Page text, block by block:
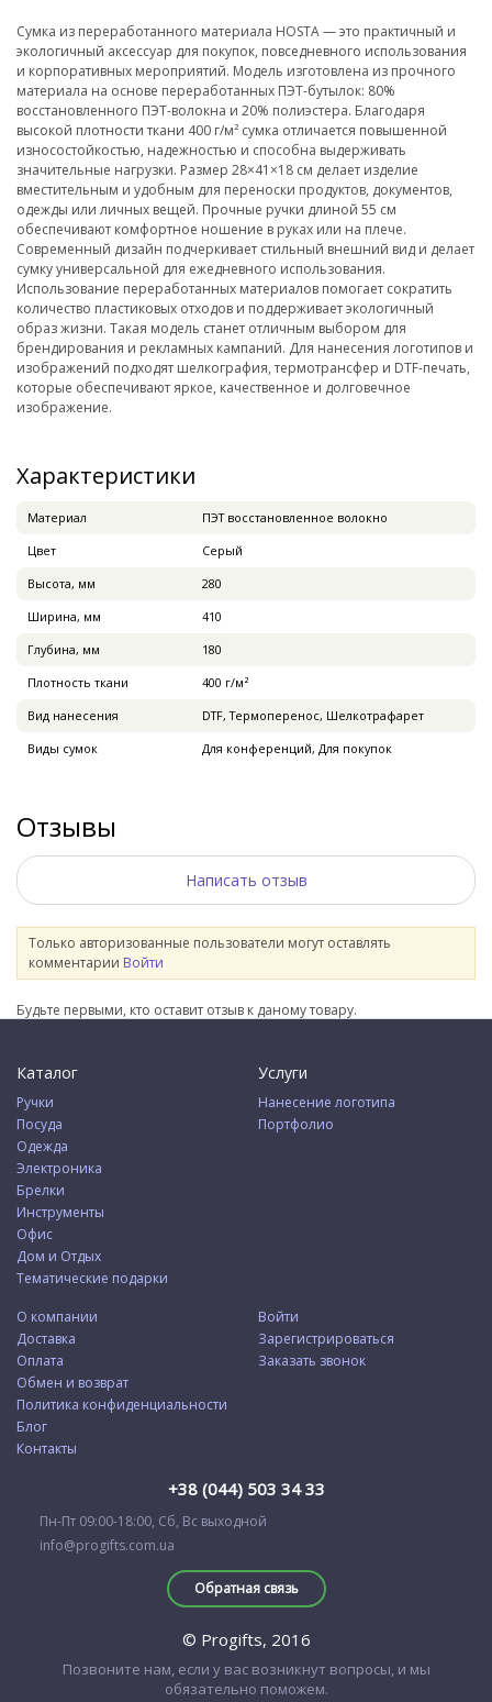
Сумка из переработанного материала HOSTA — это практичный и
экологичный аксессуар для покупок, повседневного использования
и корпоративных мероприятий. Модель изготовлена из прочного
материала на основе переработанных ПЭТ-бутылок: 80%
восстановленного ПЭТ-волокна и 20% полиэстера. Благодаря
высокой плотности ткани 400 г/м² сумка отличается повышенной
износостойкостью, надежностью и способна выдерживать
значительные нагрузки. Размер 28×41×18 см делает изделие
вместительным и удобным для переноски продуктов, документов,
одежды или личных вещей. Прочные ручки длиной 55 см
обеспечивают комфортное ношение в руках или на плече.
Современный дизайн подчеркивает стильный внешний вид и делает
сумку универсальной для ежедневного использования.
Использование переработанных материалов помогает сократить
количество пластиковых отходов и поддерживает экологичный
образ жизни. Такая модель станет отличным выбором для
брендирования и рекламных кампаний. Для нанесения логотипов и
изображений подходят шелкография, термотрансфер и DTF-печать,
которые обеспечивают яркое, качественное и долговечное
изображение.
Характеристики
Материал
ПЭТ восстановленное волокно
Цвет
Серый
Высота, мм
280
Ширина, мм
410
Глубина, мм
180
Плотность ткани
400 г/м²
Вид нанесения
DTF, Термоперенос, Шелкотрафарет
Виды сумок
Для конференций, Для покупок
Отзывы
Написать отзыв
Только авторизованные пользователи могут оставлять
комментарии Войти
Будьте первыми, кто оставит отзыв к даному товару.
Каталог
Ручки
Посуда
Одежда
Электроника
Брелки
Инструменты
Офис
Дом и Отдых
Тематические подарки
Услуги
Нанесение логотипа
Портфолио
О компании
Доставка
Оплата
Обмен и возврат
Политика конфиденциальности
Блог
Контакты
Войти
Зарегистрироваться
Заказать звонок
+38 (044) 503 34 33
Пн-Пт 09:00-18:00, Сб, Вс выходной
info@progifts.com.ua
Обратная связь
© Progifts, 2016
Позвоните нам, если у вас возникнут вопросы, и мы
обязательно поможем.